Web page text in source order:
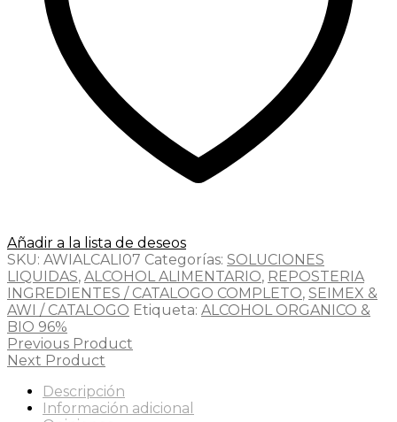
Añadir a la lista de deseos
SKU: AWIALCALI07 Categorías: SOLUCIONES
LIQUIDAS, ALCOHOL ALIMENTARIO, REPOSTERIA
INGREDIENTES / CATALOGO COMPLETO, SEIMEX &
AWI / CATALOGO Etiqueta: ALCOHOL ORGANICO &
BIO 96%
Previous Product
Next Product
Descripción
Información adicional